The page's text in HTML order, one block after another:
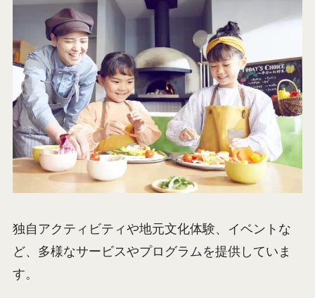
独自アクティビティや地元文化体験、イベントな
ど、多様なサービスやプログラムを提供していま
す。